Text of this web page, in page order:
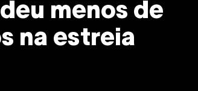
menos de
na estreia